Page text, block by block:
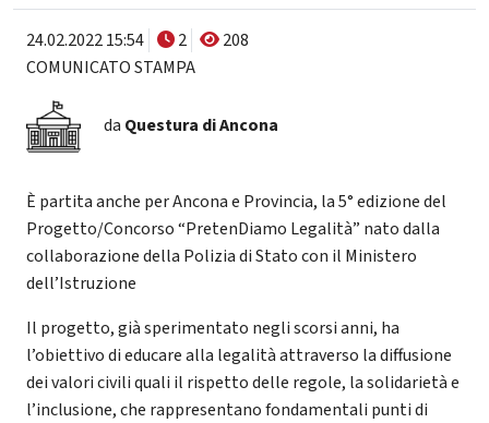
24.02.2022 15:54 2
208
COMUNICATO STAMPA
da Questura di Ancona
È partita anche per Ancona e Provincia, la 5° edizione del
Progetto/Concorso “PretenDiamo Legalità” nato dalla
collaborazione della Polizia di Stato con il Ministero
dell’Istruzione
Il progetto, già sperimentato negli scorsi anni, ha
l’obiettivo di educare alla legalità attraverso la diffusione
dei valori civili quali il rispetto delle regole, la solidarietà e
l’inclusione, che rappresentano fondamentali punti di